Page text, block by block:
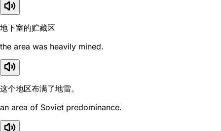
地下室的贮藏区
the area was heavily mined.
这个地区布满了地雷。
an area of Soviet predominance.